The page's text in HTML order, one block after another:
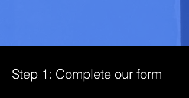
Step 1: Complete our form